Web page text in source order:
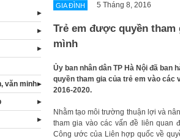
GIA ĐÌNH 5 Tháng 8, 2016
Trẻ em được quyền
mình
Ủy ban nhân dân TP Hà Nội đã
quyền tham gia của trẻ em vào các
2016-2020.
Nhằm tạo môi trường thuận lợi và
tham gia vào các vấn đề liên quan
Công ước của Liên hợp quốc về
văn minh